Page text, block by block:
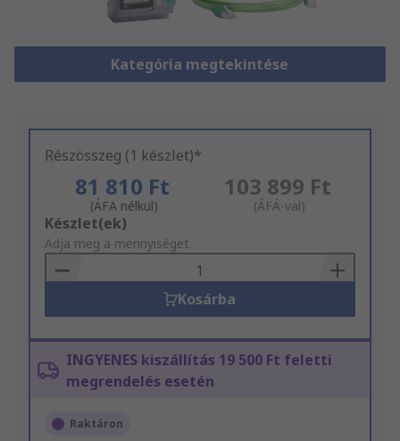
Kategória megtekintése
Részösszeg (1 készlet)*
81 810 Ft
(ÁFA nélkül)
103 899 Ft
(ÁFÁ-val)
Add
to
Basket
Készlet(ek)
Adja meg a mennyiséget
Kosárba
INGYENES kiszállítás 19 500 Ft feletti
megrendelés esetén
Raktáron